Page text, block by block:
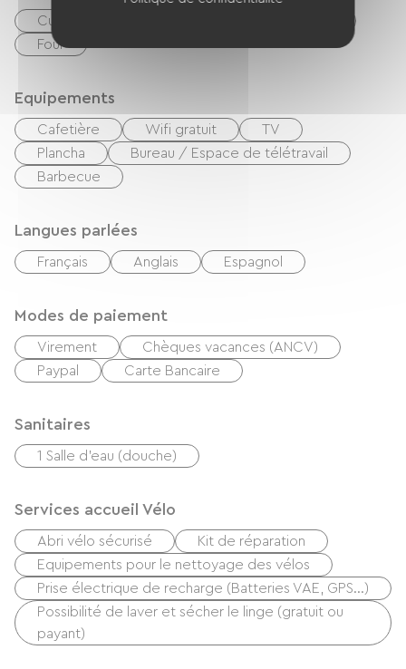
Cuisine
Four
Equipements
Cafetière Wifi gratuit
TV
Plancha
Bureau / Espace de télétravail
Barbecue
Langues parlées
Français Anglais Espagnol
Modes de paiement
Virement
Chèques vacances (ANCV)
Paypal
Carte Bancaire
Sanitaires
1 Salle d'eau (douche)
Services accueil Vélo
Abri vélo sécurisé
Kit de réparation
Equipements pour le nettoyage des vélos
Prise électrique de recharge (Batteries VAE, GPS…)
Possibilité de laver et sécher le linge (gratuit ou
payant)